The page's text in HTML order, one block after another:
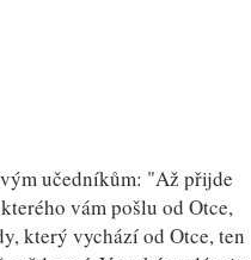
učedníkům: "Až přijde
vám pošlu od Otce,
který vychází od Otce, ten